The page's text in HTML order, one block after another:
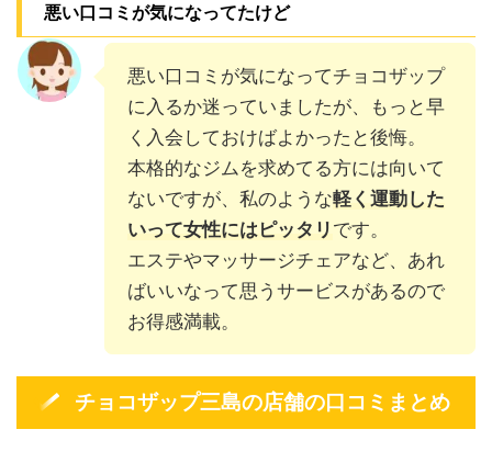
悪い口コミが気になってたけど
悪い口コミが気になってチョコザップ
に入るか迷っていましたが、もっと早
く入会しておけばよかったと後悔。
本格的なジムを求めてる方には向いて
ないですが、私のような軽く運動した
いって女性にはピッタリ です。
エステやマッサージチェアなど、あれ
ばいいなって思うサービスがあるので
お得感満載。
チョコザップ三島の店舗の口コミまとめ